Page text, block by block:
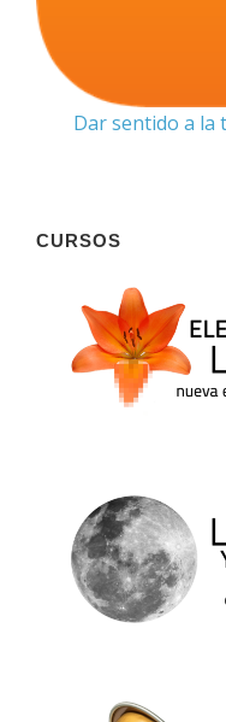
Dar sentido a la
CURSOS